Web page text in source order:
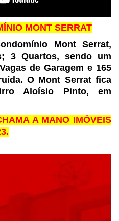
MONT SERRAT
Mont Serrat,
3 Quartos, sendo um
de Garagem e 165
O Mont Serrat fica
Aloísio Pinto, em
A MANO IMÓVEIS